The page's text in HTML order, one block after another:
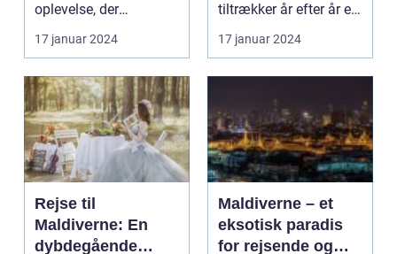
oplevelse, der
tilfredsstiller enhver
eventy...
17 januar 2024
tiltrækker år efter år et
utal af rejsende og e...
17 januar 2024
Rejse til
Maldiverne: En
dybdegående
Maldiverne – et
eksotisk paradis
for rejsende og